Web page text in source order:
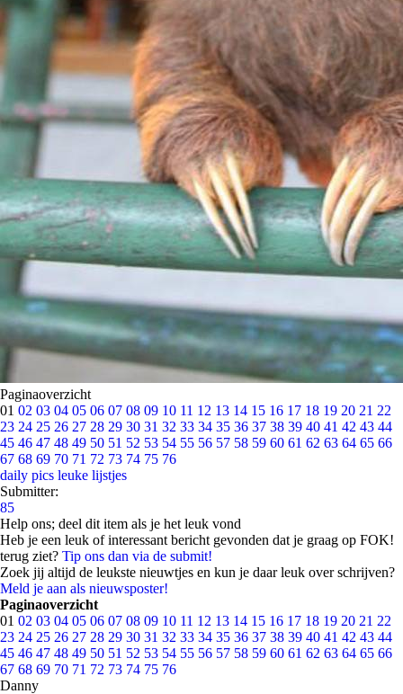
Paginaoverzicht
01 02 03 04 05 06 07 08 09 10 11 12 13 14 15 16 17 18 19 20 21 22
23 24 25 26 27 28 29 30 31 32 33 34 35 36 37 38 39 40 41 42 43 44
45 46 47 48 49 50 51 52 53 54 55 56 57 58 59 60 61 62 63 64 65 66
67 68 69 70 71 72 73 74 75 76
daily pics leuke lijstjes
Submitter:
85
Help ons; deel dit item als je het leuk vond
Heb je een leuk of interessant bericht gevonden dat je graag op FOK!
terug ziet? Tip ons dan via de submit!
Zoek jij altijd de leukste nieuwtjes en kun je daar leuk over schrijven?
Meld je aan als nieuwsposter!
Paginaoverzicht
01 02 03 04 05 06 07 08 09 10 11 12 13 14 15 16 17 18 19 20 21 22
23 24 25 26 27 28 29 30 31 32 33 34 35 36 37 38 39 40 41 42 43 44
45 46 47 48 49 50 51 52 53 54 55 56 57 58 59 60 61 62 63 64 65 66
67 68 69 70 71 72 73 74 75 76
Danny